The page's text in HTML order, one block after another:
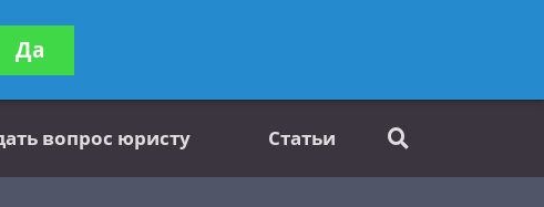
бесплатно
вопрос юристу Статьи
Да